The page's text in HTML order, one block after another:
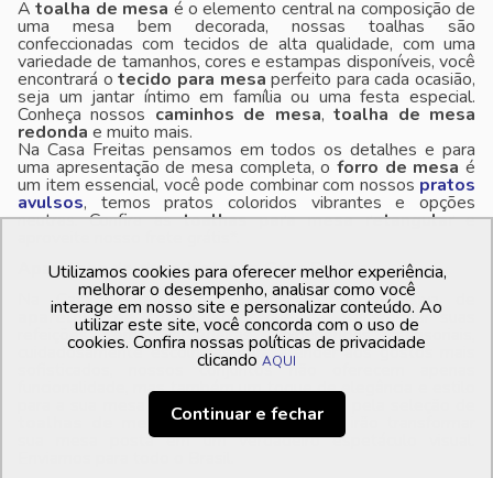
Atoalha de mesa é o elemento central na composição de
uma mesa bem decorada, nossas toalhas são
confeccionadas com tecidos de alta qualidade, com uma
variedade de tamanhos, cores e estampas disponíveis, você
encontrará otecido para mesa perfeito para cada ocasião,
seja um jantar íntimo em família ou uma festa especial.
Conheça nossos caminhos de mesa,toalha de mesa
redonda e muito mais.
Na Casa Freitas pensamos em todos os detalhes e para
uma apresentação de mesa completa, o forro de mesa é
um item essencial, você pode combinar com nossos pratos
avulsos, temos pratos coloridos vibrantes e opções
neutras. Confira astoalhas para mesa retangulare
Aparelhos de chá e Jantar na Casa Freitas
Na Casa Freitas, temos uma seleção exclusiva de
aparelhos de chá e jantarque irão transformar suas
refeições em verdadeiras experiências sensoriais,
cuidadosamente escolhidas para atender aos gostos mais
sofisticados, nossos conjuntos não oferecem apenas
funcionalidade, mas também um toque de elegância e estilo
para a sua mesa posta. Deixe-se encantar pela seleção de
toalhas de mesa e guardanaposque irão transformar
sua mesa posta em um verdadeiro espetáculo visual.
Utilizamos cookies para oferecer melhor experiência,
melhorar o desempenho, analisar como você
interage em nosso site e personalizar conteúdo. Ao
utilizar este site, você concorda com o uso de
cookies. Confira nossas políticas de privacidade
clicando AQUI
Continuar e fechar